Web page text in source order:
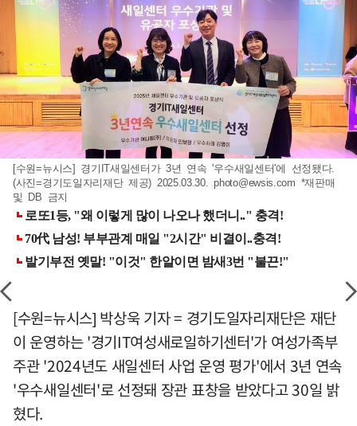
[수원=뉴시스] 경기IT새일센터가 3년 연속 '우수새일센터'에 선정됐다.
(사진=경기도일자리재단 제공) 2025.03.30.photo@ewsis.com *재판매
및 DB 금지
[수원=뉴시스] 박상욱 기자 = 경기도일자리재단은 재단
이 운영하는 '경기IT여성새로일하기센터'가 여성가족부
주관 '2024년도 새일센터 사업 운영 평가'에서 3년 연속
'우수새일센터'로 선정돼 장관 표창을 받았다고 30일 밝
혔다.